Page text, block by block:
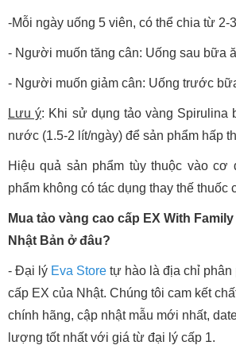
-Mỗi ngày uống 5 viên, có thể chia từ 2-
- Người muốn tăng cân: Uống sau bữa
- Người muốn giảm cân: Uống trước
Lưu ý: Khi sử dụng tảo vàng Spirulina
nước (1.5-2 lít/ngày) để sản phẩm hấp
Hiệu quả sản phẩm tùy thuộc vào cơ
phẩm không có tác dụng thay thế thuốc
Mua tảo vàng cao cấp EX With
Nhật Bản ở đâu?
- Đại lý Eva Store tự hào là địa chỉ phân
cấp EX của Nhật. Chúng tôi cam kết
chính hãng, cập nhật mẫu mới nhất,
lượng tốt nhất với giá từ đại lý cấp 1.